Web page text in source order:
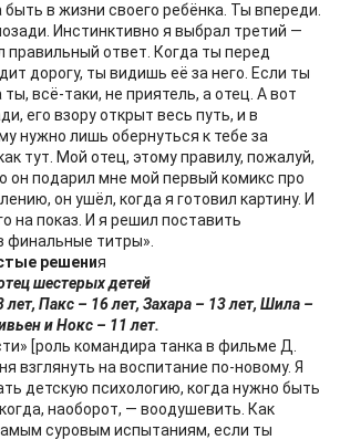
быть в жизни своего ребёнка. Ты впереди.
Инстинктивно я выбрал третий —
правильный ответ. Когда ты перед
дорогу, ты видишь её за него. Если ты
всё-таки, не приятель, а отец. А вот
его взору открыт весь путь, и в
нужно лишь обернуться к тебе за
тут. Мой отец, этому правилу, пожалуй,
он подарил мне мой первый комикс про
он ушёл, когда я готовил картину. И
на показ. И я решил поставить
финальные титры».
решения
шестерых детей
Пакс – 16 лет, Захара – 13 лет, Шила –
и Нокс – 11 лет.
[роль командира танка в фильме Д.
взглянуть на воспитание по-новому. Я
детскую психологию, когда нужно быть
наоборот, — воодушевить. Как
суровым испытаниям, если ты